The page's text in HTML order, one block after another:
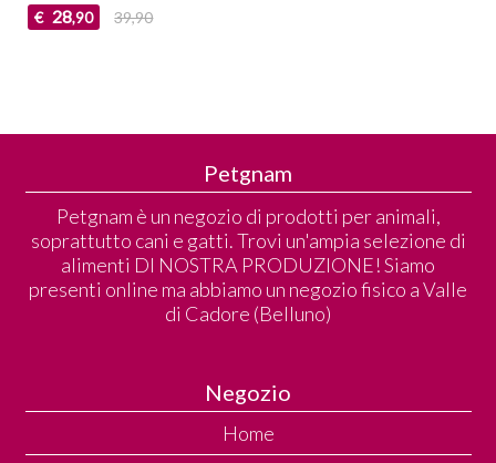
€ 28,90 39,90
Petgnam
Petgnam è un negozio di prodotti per animali,
soprattutto cani e gatti. Trovi un'ampia selezione di
alimenti DI NOSTRA PRODUZIONE! Siamo
presenti online ma abbiamo un negozio fisico a Valle
di Cadore (Belluno)
Negozio
Home